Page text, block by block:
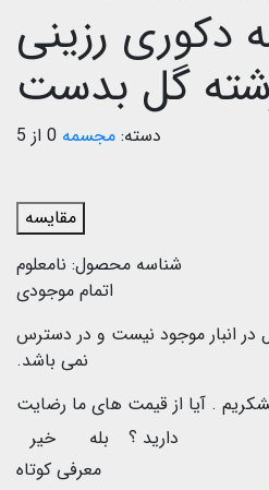
رزینی
گل بدست
دسته: مجسمه 0 از 5
مقایسه
شناسه محصول: نامعلوم
اتمام موجودی
انبار موجود نیست و در دسترس
نمی باشد.
. آیا از قیمت های ما رضایت
دارید ؟
بله
خیر
معرفی کوتاه